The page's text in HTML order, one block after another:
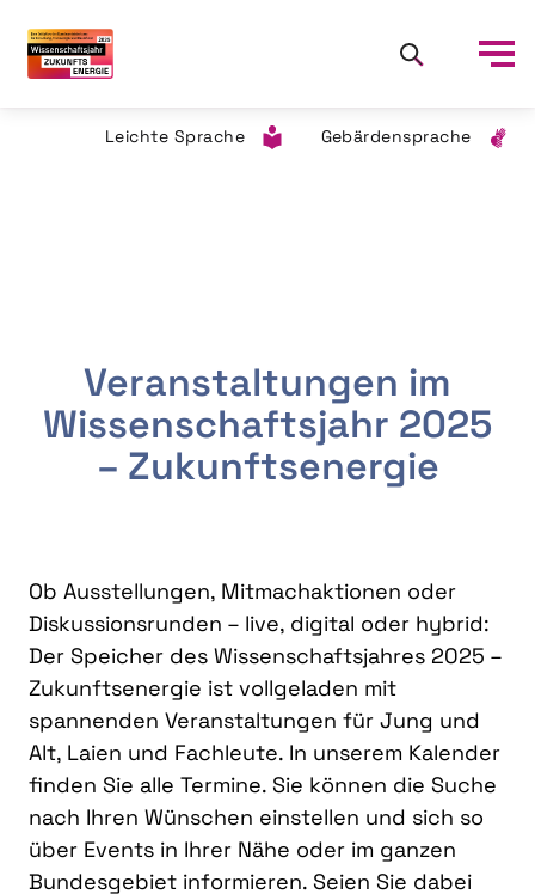
Leichte Sprache Gebärdensprache
Veranstaltungen im
Wissenschaftsjahr 2025
– Zukunftsenergie
Ob Ausstellungen, Mitmachaktionen oder
Diskussionsrunden – live, digital oder hybrid:
Der Speicher des Wissenschaftsjahres 2025 –
Zukunftsenergie ist vollgeladen mit
spannenden Veranstaltungen für Jung und
Alt, Laien und Fachleute. In unserem Kalender
finden Sie alle Termine. Sie können die Suche
nach Ihren Wünschen einstellen und sich so
über Events in Ihrer Nähe oder im ganzen
Bundesgebiet informieren. Seien Sie dabei